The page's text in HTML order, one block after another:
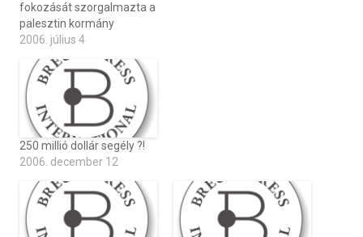
fokozását szorgalmazta a
palesztin kormány
2006. július 4
250 millió dollár segély ?!
2006. december 12